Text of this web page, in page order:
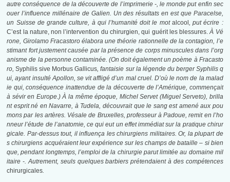
autre conséquence de la découverte de l’imprimerie -, le monde put enfin sec
ouer l’influence millénaire de Galien. Un des résultats en est que Paracelse,
un Suisse de grande culture, à qui l’humanité doit le mot alcool , put écrire :
C’est la nature, non l’intervention du chirurgien, qui guérit les blessures.À Vé
rone, Girolamo Fracastoro élabora une théorie rationnelle de la contagion, l’e
stimant fort justement causée par la présence de corps minuscules dans l’org
anisme de la personne contaminée. (On doit également un poème à Fracasto
ro,Syphilis sive Morbus Gallicus, fantaisie sur la légende du berger Syphilis q
ui, ayant insulté Apollon, se vit affligé d’un mal cruel. D’où le nom de la malad
ie qui, conséquence inattendue de la découverte de l’Amérique, commençait
à sévir en Europe.) À la même époque, Michel Servet (Miguel Serveto), brilla
nt esprit né en Navarre, à Tudela, découvrait que le sang est amené aux pou
mons par les artères. Vésale de Bruxelles, professeur à Padoue, remit en l’ho
nneur l’étude de l’anatomie, ce qui eut un effet immédiat sur la pratique chirur
gicale. Par-dessustout, ilinfluença leschirurgiens militaires.Or, la plupart de
s chirurgiens acquéraient leur expérience sur les champs de bataille – si bien
que, pendant longtemps, l’emploi de la chirurgie parut limitée au domaine mil
itaire -. Autrement, seuls quelques barbiers prétendaient à des compétences
chirurgicales.